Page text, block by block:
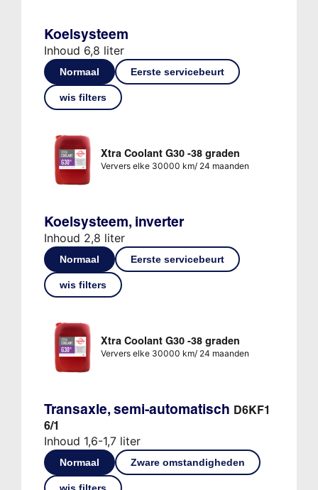
Koelsysteem
Inhoud 6,8 liter
Normaal Eerste servicebeurt
wis filters
Xtra Coolant G30 -38 graden
Ververs elke 30000 km/ 24 maanden
Koelsysteem, inverter
Inhoud 2,8 liter
Normaal Eerste servicebeurt
wis filters
Xtra Coolant G30 -38 graden
Ververs elke 30000 km/ 24 maanden
Transaxle, semi-automatisch D6KF1
6/1
Inhoud 1,6-1,7 liter
Normaal Zware omstandigheden
wis filters